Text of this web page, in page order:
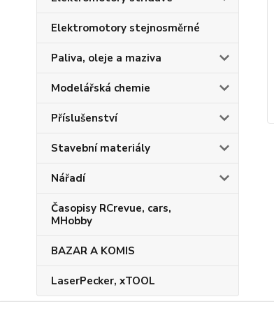
Elektromotory stejnosměrné
Paliva, oleje a maziva
Modelářská chemie
Příslušenství
Stavební materiály
Nářadí
Časopisy RCrevue, cars,
MHobby
BAZAR A KOMIS
LaserPecker, xTOOL